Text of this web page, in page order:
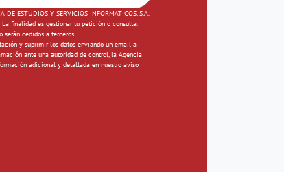
ESTUDIOS Y SERVICIOS INFORMATICOS, S.A.
La finalidad es gestionar tu petición o consulta.
serán cedidos a terceros.
y suprimir los datos enviando un email a
ante una autoridad de control, la Agencia
adicional y detallada en nuestro aviso